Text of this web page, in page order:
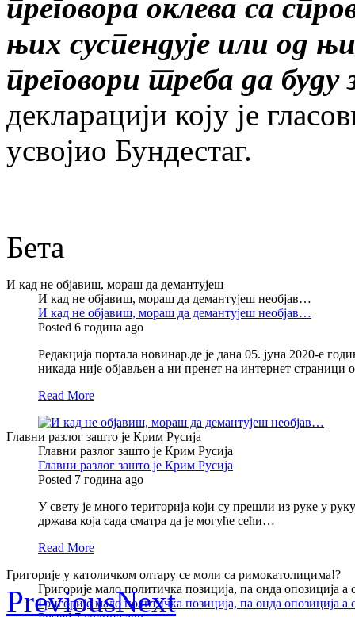
преговора оклева са
њих суспендује или од
преговори треба да
декларацији коју је
усвојио Бундестаг.
Бета
И кад не објавиш, мораш да демантујеш
И кад не објавиш, мораш да демантујеш необјав…
И кад не објавиш, мораш да демантујеш необјав…
Posted 6 година ago
Редакција портала новинар.де је дана 05. јуна 2020-е
никада није објављен а ни пренет на интернет страници
Read More
Главни разлог зашто је Крим Русија
Главни разлог зашто је Крим Русија
Главни разлог зашто је Крим Русија
Posted 7 година ago
У свету је много територија који су прешли из руке у
држава која сада сматра да је могуће сећи…
Read More
Григорије у католичком олтару се моли са римокатолицима!?
Григорије мало политичка позиција, па онда опозиција
Григорије мало политичка позиција, па онда опозиција
PreviousNext